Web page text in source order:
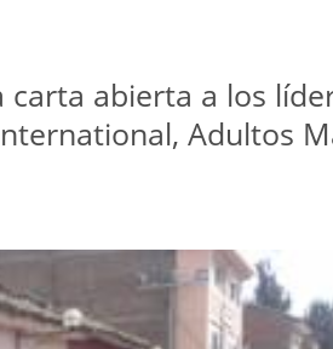
abierta a los
Adultos